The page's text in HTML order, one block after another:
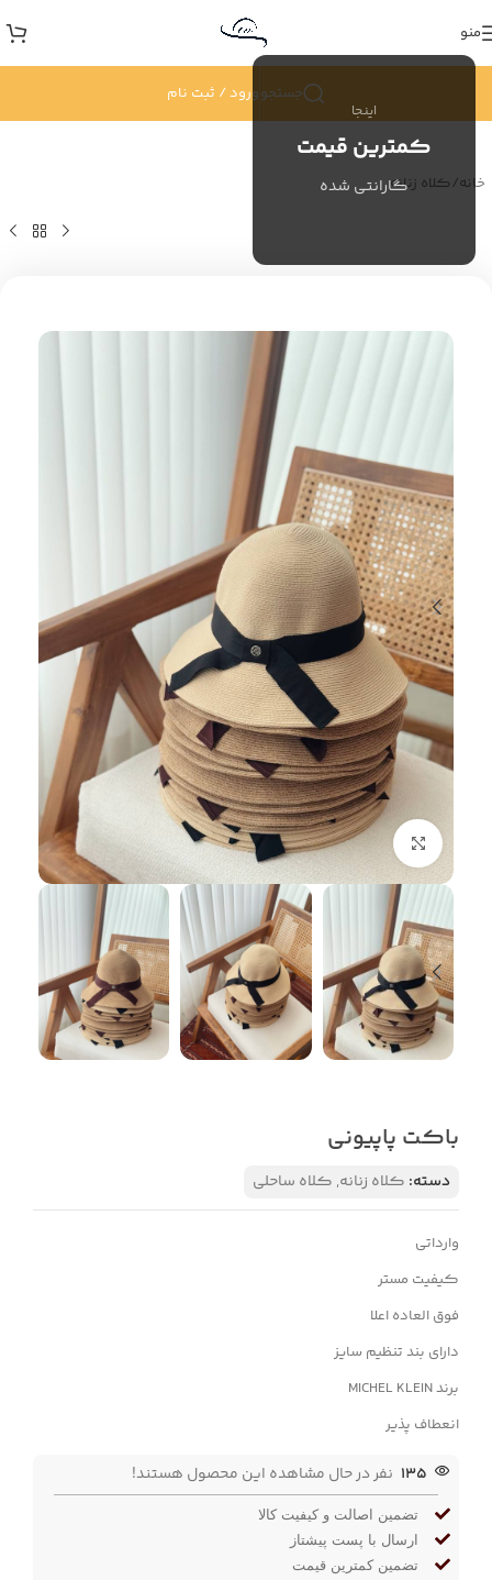
اینجا
کمترین قیمت
گارانتی شده
منو
جستجوورود / ثبت نام
خانه/کلاه زنانه
بزرگنمایی تصویر
باکت پاپیونی
دسته: کلاه زنانه, کلاه ساحلی
وارداتی
کیفیت مستر
فوق العاده اعلا
دارای بند تنظیم سایز
برند MICHEL KLEIN
انعطاف پذیر
135 نفر در حال مشاهده این محصول هستند!
تضمین اصالت و کیفیت کالا
ارسال با پست پیشتاز
تضمین کمترین قیمت